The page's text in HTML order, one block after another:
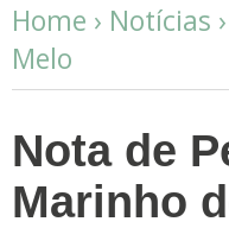
Home › Notícias ›
Melo
Nota de
Marinho